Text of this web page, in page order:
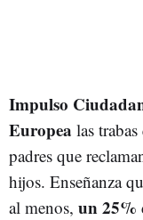
Impulso
Europea las
padres que
hijos. Enseñanza
al menos, un 25%